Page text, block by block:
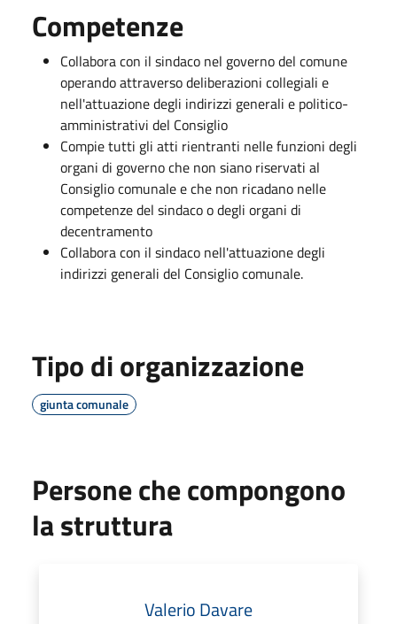
Competenze
Collabora con il sindaco nel governo del comune
operando attraverso deliberazioni collegiali e
nell'attuazione degli indirizzi generali e politico-
amministrativi del Consiglio
Compie tutti gli atti rientranti nelle funzioni degli
organi di governo che non siano riservati al
Consiglio comunale e che non ricadano nelle
competenze del sindaco o degli organi di
decentramento
Collabora con il sindaco nell'attuazione degli
indirizzi generali del Consiglio comunale.
Tipo di organizzazione
giunta comunale
Persone che compongono
la struttura
Valerio Davare